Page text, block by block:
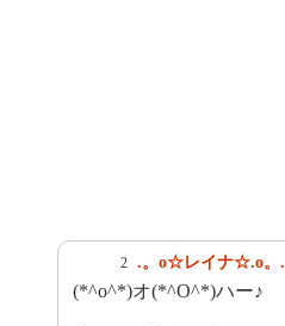
2 .。o☆レイナ☆.o。.
(*^o^*)オ(*^O^*)ハー♪